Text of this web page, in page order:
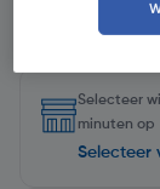
|
Selecteer
minuten op
Selecteer